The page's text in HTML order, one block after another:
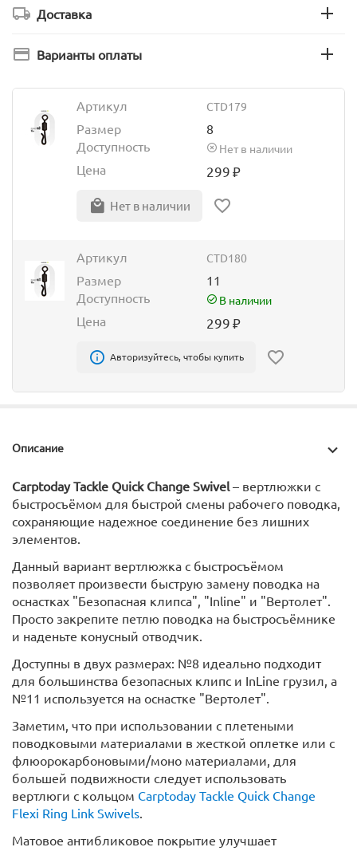
Доставка
Варианты оплаты
Артикул CTD179
Размер
8
Доступность
Нет в наличии
Цена 299₽
Нет в наличии
Артикул CTD180
Размер
11
Доступность
В наличии
Цена 299₽
Авторизуйтесь, чтобы купить
Описание
Carptoday Tackle Quick Change Swivel – вертлюжки с
быстросъёмом для быстрой смены рабочего поводка,
сохраняющие надежное соединение без лишних
элементов.
Данный вариант вертлюжка с быстросъёмом
позволяет произвести быструю замену поводка на
оснастках "Безопасная клипса", "Inline" и "Вертолет".
Просто закрепите петлю поводка на быстросъёмнике
и наденьте конусный отводчик.
Доступны в двух размерах: №8 идеально подходит
для большинства безопасных клипс и InLine грузил, а
№11 используется на оснастке "Вертолет".
Заметим, что при использовании с плетеными
поводковыми материалами в жесткой оплетке или с
флюорокарбоновыми/моно материалами, для
большей подвижности следует использовать
вертлюги с кольцом Carptoday Tackle Quick Change
Flexi Ring Link Swivels
Матовое антибликовое покрытие улучшает